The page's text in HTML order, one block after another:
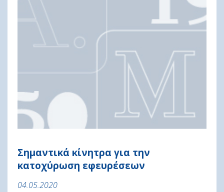
Σημαντικά κίνητρα για την
κατοχύρωση εφευρέσεων
04.05.2020